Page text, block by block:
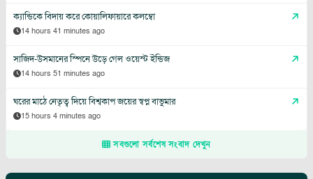
ক্যান্ডিকে বিদায় করে কোয়ালিফায়ারে কলম্বো
14 hours 41 minutes ago
সাজিদ-উসমানের স্পিনে উড়ে গেল ওয়েস্ট ইন্ডিজ
14 hours 51 minutes ago
ঘরের মাঠে নেতৃত্ব দিয়ে বিশ্বকাপ জয়ের স্বপ্ন বাভুমার
15 hours 4 minutes ago
সবগুলো সর্বশেষ সংবাদ দেখুন